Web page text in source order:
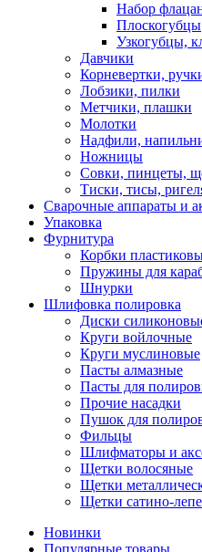
Набор
Плоскогубцы
Узкогубцы,
Давчики
Корневертки,
Лобзики, пилки
Метчики, плашки
Молотки
Надфили,
Ножницы
Совки, пинцеты,
Тиски, тисы,
Сварочные аппараты и
Упаковка
Фурнитура
Корбки
Пружины для
Шнурки
Шлифовка полировка
Диски
Круги войлочные
Круги муслиновые
Пасты алмазные
Пасты для
Прочие насадки
Пушок для
Фильцы
Шлифматоры и
Щетки волосяные
Щетки
Щетки сатино-
Новинки
Популярные товары